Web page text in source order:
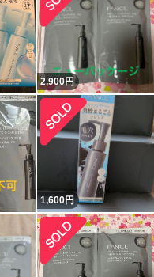
2,900円
1,600円